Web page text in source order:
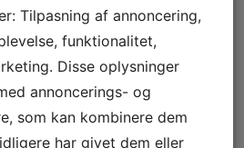
Tilpasning af annoncering,
funktionalitet,
Disse oplysninger
annoncerings- og
som kan kombinere dem
har givet dem eller